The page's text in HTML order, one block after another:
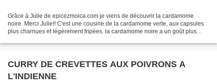
Grâce à Julie de epicezmoica.com je viens de découvrir la cardamome
noire. Merci Julie!! C'est une cousine de la cardamome verte, aux capsules
plus charnues et légèrement fripées. la cardamome noire a un goût plus
CURRY DE CREVETTES AUX POIVRONS A
L'INDIENNE